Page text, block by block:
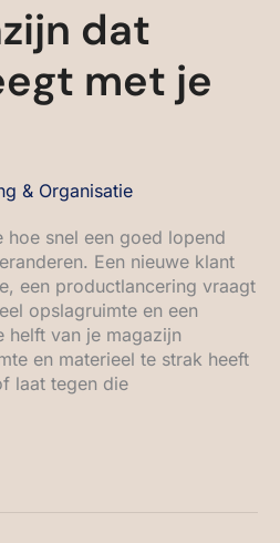
dat
met je
& Organisatie
hoe snel een goed lopend
Een nieuwe klant
een productlancering vraagt
opslagruimte en een
helft van je magazijn
en materieel te strak heeft
laat tegen die